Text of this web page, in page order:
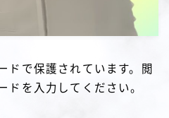
ドで保護されています。閲
ドを入力してください。